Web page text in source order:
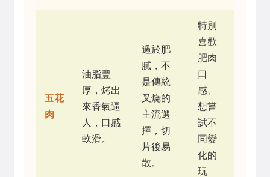
五花
肉
油脂豐
厚，烤出
來香氣逼
人，口感
軟滑。
過於肥
膩，不
是傳統
叉烧的
主流選
擇，切
片後易
散。
特別
喜歡
肥肉
口
感、
想嘗
試不
同變
化的
玩